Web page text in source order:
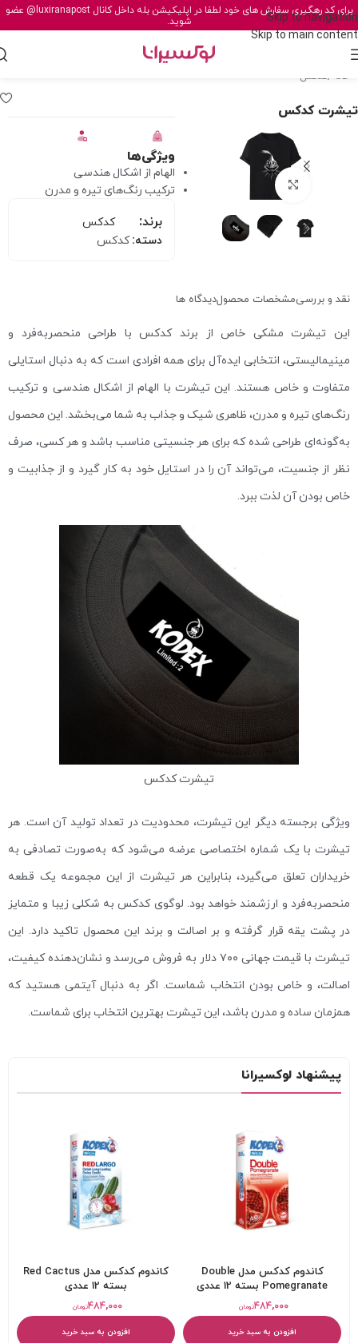
Skip to navigation
Skip to main content
برای کد رهگیری سفارش های خود لطفا در اپلیکیشن بله داخل کانال@luxiranapost عضو
شوید.
خانه /کدکس
تیشرت کدکس
برای بزرگنمایی کلیک کنید
ویژگی‌ها
الهام از اشکال هندسی
ترکیب رنگ‌های تیره و مدرن
برند:
کدکس
دسته: کدکس
نقد و بررسیمشخصات محصولدیدگاه ها
این تیشرت مشکی خاص از برند کدکس با طراحی منحصر‌به‌فرد و
مینیمالیستی، انتخابی ایده‌آل برای همه افرادی است که به دنبال استایلی
متفاوت و خاص هستند. این تیشرت با الهام از اشکال هندسی و ترکیب
رنگ‌های تیره و مدرن، ظاهری شیک و جذاب به شما می‌بخشد. این محصول
به‌گونه‌ای طراحی شده که برای هر جنسیتی مناسب باشد و هر کسی، صرف
نظر از جنسیت، می‌تواند آن را در استایل خود به کار گیرد و از جذابیت و
خاص بودن آن لذت ببرد.
تیشرت کدکس
ویژگی برجسته دیگر این تیشرت، محدودیت در تعداد تولید آن است. هر
تیشرت با یک شماره اختصاصی عرضه می‌شود که به‌صورت تصادفی به
خریداران تعلق می‌گیرد، بنابراین هر تیشرت از این مجموعه یک قطعه
منحصربه‌فرد و ارزشمند خواهد بود. لوگوی کدکس به شکلی زیبا و متمایز
در پشت یقه قرار گرفته و بر اصالت و برند این محصول تاکید دارد. این
تیشرت با قیمت جهانی ۷۰۰ دلار به فروش می‌رسد و نشان‌دهنده کیفیت،
اصالت، و خاص بودن انتخاب شماست. اگر به دنبال آیتمی هستید که
همزمان ساده و مدرن باشد، این تیشرت بهترین انتخاب برای شماست.
پیشنهاد لوکسیرانا
کاندوم کدکس مدل Double
Pomegranate بسته 12 عددی
تومان۴۸۴,۰۰۰
افزودن به سبد خرید
کاندوم کدکس مدل Red Cactus
بسته 12 عددی
تومان۴۸۴,۰۰۰
افزودن به سبد خرید